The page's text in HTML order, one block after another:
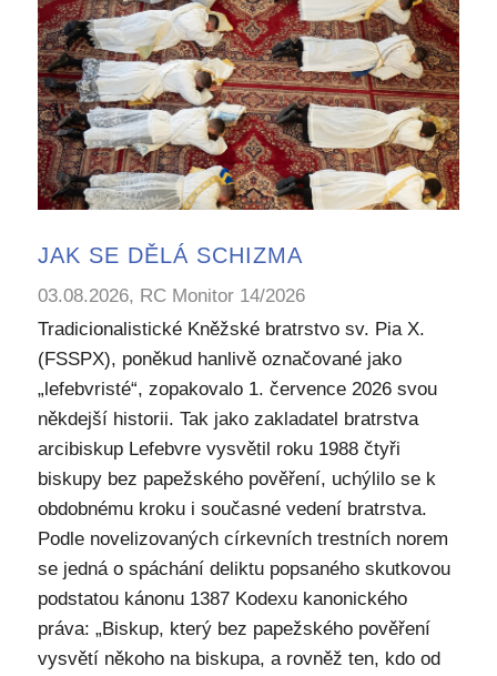
JAK SE DĚLÁ SCHIZMA
03.08.2026, RC Monitor 14/2026
Tradicionalistické Kněžské bratrstvo sv. Pia X.
(FSSPX), poněkud hanlivě označované jako
„lefebvristé“, zopakovalo 1. července 2026 svou
někdejší historii. Tak jako zakladatel bratrstva
arcibiskup Lefebvre vysvětil roku 1988 čtyři
biskupy bez papežského pověření, uchýlilo se k
obdobnému kroku i současné vedení bratrstva.
Podle novelizovaných církevních trestních norem
se jedná o spáchání deliktu popsaného skutkovou
podstatou kánonu 1387 Kodexu kanonického
práva: „Biskup, který bez papežského pověření
vysvětí někoho na biskupa, a rovněž ten, kdo od